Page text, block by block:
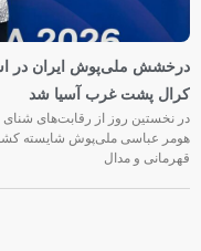
کرال پشت غرب آسیا شد
قهرمانی و مدال